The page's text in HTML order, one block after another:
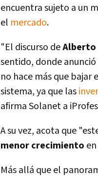
encuentra sujeto a un
el mercado.
"El discurso deAlberto
sentido, donde
no hace más que bajar
sistema, ya que las
afirma Solanet a
A su vez, acota que
menor crecimiento
Más allá que el